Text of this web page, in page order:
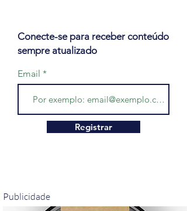
Conecte-se para receber conteúdo
sempre atualizado
Email
Registrar
Publicidade